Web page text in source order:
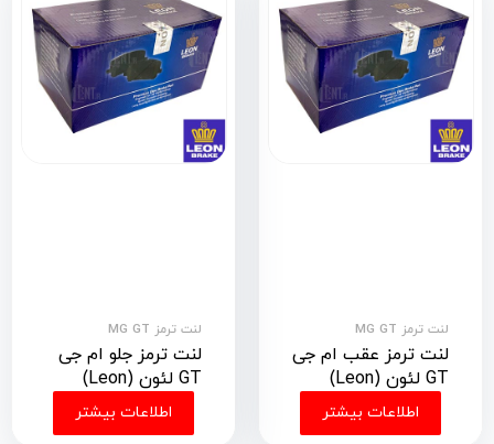
لنت ترمز MG GT
لنت ترمز عقب ام جی
GT لئون (Leon)
اطلاعات بیشتر
لنت ترمز MG GT
لنت ترمز جلو ام جی
GT لئون (Leon)
اطلاعات بیشتر